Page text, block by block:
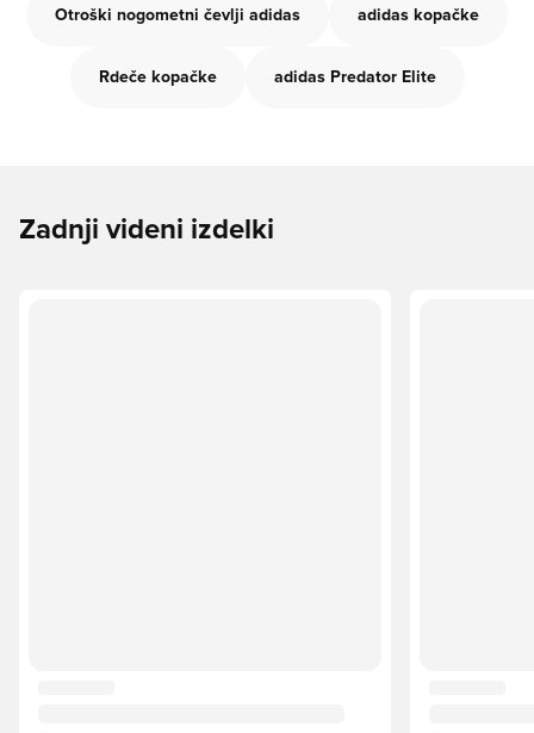
Otroški nogometni čevlji adidas adidas kopačke
Rdeče kopačke adidas Predator Elite
Zadnji videni izdelki